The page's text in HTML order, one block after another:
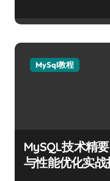
MySql教程
MySQL技术精
与性能优化实战